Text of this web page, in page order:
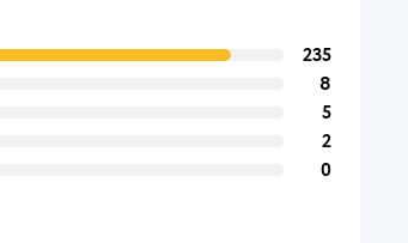
235
8
5
2
0